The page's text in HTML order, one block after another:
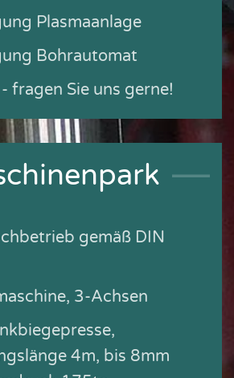
Plasmaanlage
Bohrautomat
fragen Sie uns gerne!
gemäß DIN
3-Achsen
4m, bis 8mm